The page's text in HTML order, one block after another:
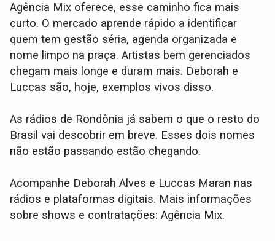
Agência Mix oferece, esse caminho fica mais
curto. O mercado aprende rápido a identificar
quem tem gestão séria, agenda organizada e
nome limpo na praça. Artistas bem gerenciados
chegam mais longe e duram mais. Deborah e
Luccas são, hoje, exemplos vivos disso.
As rádios de Rondônia já sabem o que o resto do
Brasil vai descobrir em breve. Esses dois nomes
não estão passando estão chegando.
Acompanhe Deborah Alves e Luccas Maran nas
rádios e plataformas digitais. Mais informações
sobre shows e contratações: Agência Mix.